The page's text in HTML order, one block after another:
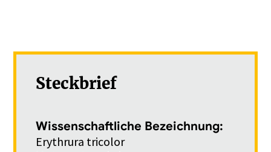
Steckbrief
Wissenschaftliche Bezeichnung:
Erythrura tricolor